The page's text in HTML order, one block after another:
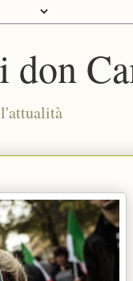
don